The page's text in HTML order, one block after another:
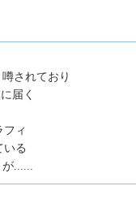
されており
届く
フィ
いる
......